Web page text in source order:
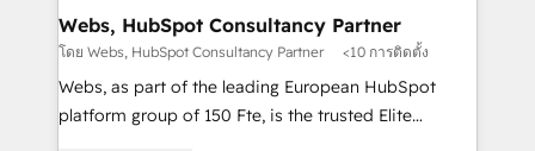
and build using HubSpot 🔌 Integrating HubSpot
with other systems 🎓 Training your teams to be
HubSpot pros 📊 Lead generation services using
HubSpot Why us? - SIX HubSpot Accreditations -
Webs, HubSpot Consultancy Partner
โดย Webs, HubSpot Consultancy Partner <10 การติดตั้ง
Webs, as part of the leading European HubSpot
platform group of 150 Fte, is the trusted Elite